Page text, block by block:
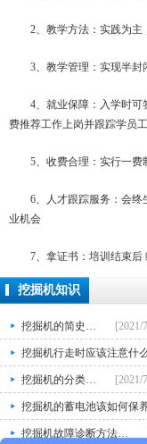
2、教学方法：实践为主
3、教学管理：实现半封
4、就业保障：入学时可
费推荐工作上岗并跟踪学员工
5、收费合理：实行一费
6、人才跟踪服务：会终
业机会
7、拿证书：培训结束后
挖掘机知识
挖掘机的简史… [2021/
挖掘机行走时应该注意什
挖掘机的分类… [2021/
挖掘机的蓄电池该如何保
挖掘机故障诊断方法…